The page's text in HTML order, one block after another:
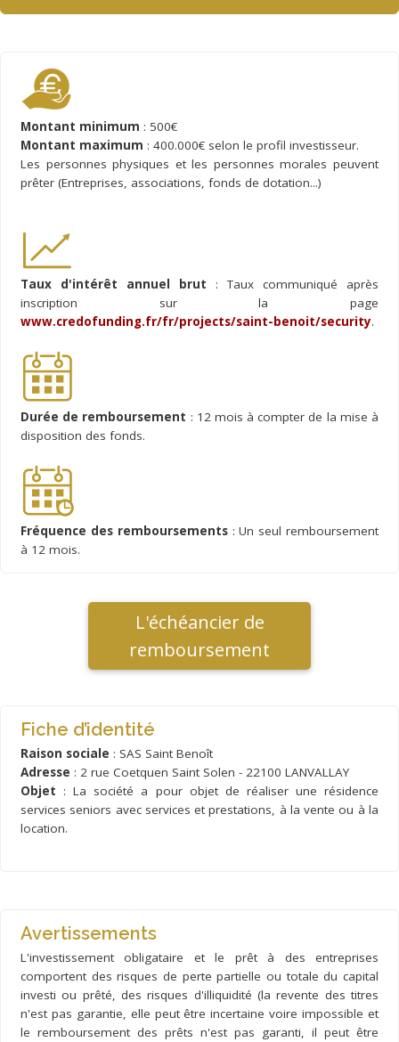
Montant minimum : 500€
Montant maximum : 400.000€ selon le profil investisseur.
Les personnes physiques et les personnes morales peuvent
prêter (Entreprises, associations, fonds de dotation...)
Taux d'intérêt annuel brut : Taux communiqué après
inscription sur la page
www.credofunding.fr/fr/projects/saint-benoit/security.
Durée de remboursement : 12 mois à compter de la mise à
disposition des fonds.
Fréquence des remboursements: Un seul remboursement
à 12 mois.
L'échéancier de
remboursement
Fiche d’identité
Raison sociale : SAS Saint Benoît
Adresse : 2 rue Coetquen Saint Solen - 22100 LANVALLAY
Objet : La société a pour objet de réaliser une résidence
services seniors avec services et prestations, à la vente ou à la
location.
Avertissements
L'investissement obligataire et le prêt à des entreprises
comportent des risques de perte partielle ou totale du capital
investi ou prêté, des risques d'illiquidité (la revente des titres
n'est pas garantie, elle peut être incertaine voire impossible et
le remboursement des prêts n'est pas garanti, il peut être